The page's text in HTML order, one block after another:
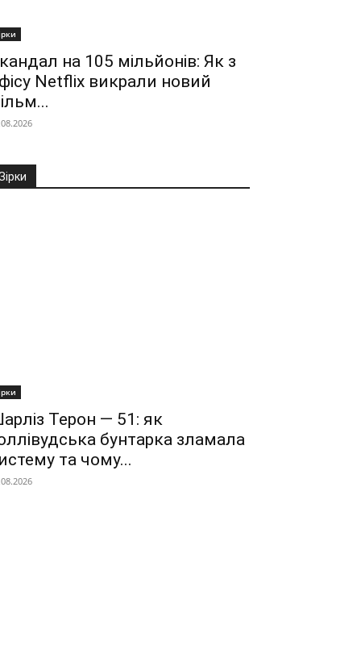
на 105 мільйонів: Як з
Netflix викрали новий
Терон — 51: як
бунтарка зламала
та чому...